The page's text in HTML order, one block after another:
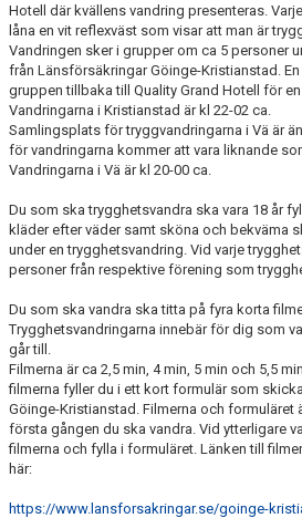
TRYGGHETSVANDRING
KONTAKT
FUNKTIONÄR
VÅRA TÄVLINGAR
VÅRA EVENEMANG
VERKSAMHETSHANDBOK
KSLS FOR UKRAINE
WALL OF MEMORIES
Hotell där kvällens vandring presenteras.
låna en vit reflexväst som visar att man är
Vandringen sker i grupper om ca 5 personer
från Länsförsäkringar Göinge-Kristianstad.
gruppen tillbaka till Quality Grand Hotell för
Vandringarna i Kristianstad är kl 22-02 ca.
Samlingsplats för tryggvandringarna i Vä är
för vandringarna kommer att vara liknande
Vandringarna i Vä är kl 20-00 ca.
Du som ska trygghetsvandra ska vara 18 år
kläder efter väder samt sköna och bekväma
under en trygghetsvandring. Vid varje
personer från respektive förening som
Du som ska vandra ska titta på fyra korta
Trygghetsvandringarna innebär för dig som
går till.
Filmerna är ca 2,5 min, 4 min, 5 min och 5,5
filmerna fyller du i ett kort formulär som
Göinge-Kristianstad. Filmerna och formuläret
första gången du ska vandra. Vid ytterligare
filmerna och fylla i formuläret. Länken till
här:
https://www.lansforsakringar.se/goinge-